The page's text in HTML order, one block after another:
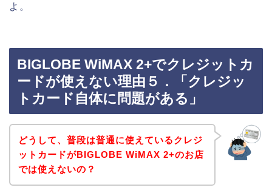
よ。
BIGLOBE WiMAX 2+でクレジットカ
ードが使えない理由５．「クレジッ
トカード自体に問題がある」
どうして、普段は普通に使えているクレジ
ットカードがBIGLOBE WiMAX 2+のお店
では使えないの？